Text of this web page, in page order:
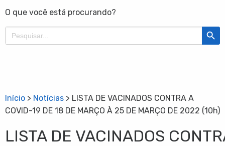
O que você está procurando?
Search
for:
Search
Início > Notícias > LISTA DE VACINADOS CONTRA A
COVID-19 DE 18 DE MARÇO À 25 DE MARÇO DE 2022 (10h)
LISTA DE VACINADOS